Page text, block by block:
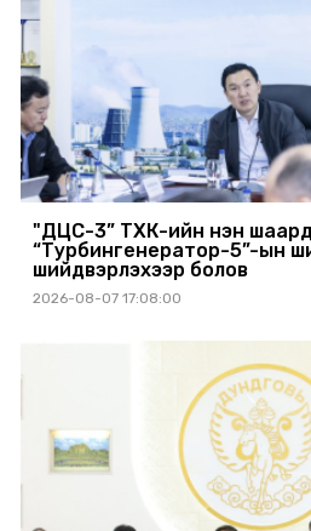
"ДЦС-3” ТӨХК-ийн нэн
“Турбингенератор-5”-ын
шийдвэрлэхээр болов
2026-08-07 17:08:00